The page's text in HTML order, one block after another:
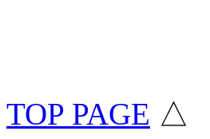
TOP PAGE △